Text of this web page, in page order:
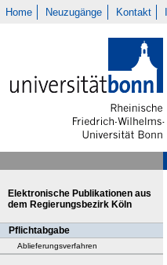
Home Neuzugänge Kontakt
Elektronische Publikationen aus
dem Regierungsbezirk Köln
Pflichtabgabe
Ablieferungsverfahren